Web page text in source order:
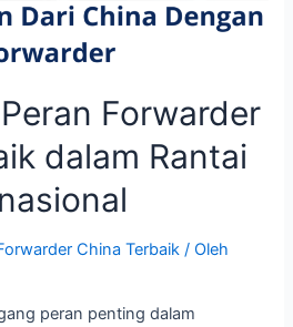
Forwarder
dalam Rantai
China Terbaik / Oleh
peran penting dalam